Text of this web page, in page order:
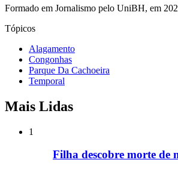
Formado em Jornalismo pelo UniBH, em
Tópicos
Alagamento
Congonhas
Parque Da Cachoeira
Temporal
Mais Lidas
1
Filha descobre morte de